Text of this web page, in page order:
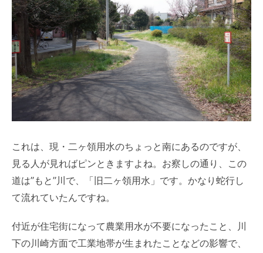
これは、現・二ヶ領用水のちょっと南にあるのですが、
見る人が見ればピンときますよね。お察しの通り、この
道は”もと”川で、「旧二ヶ領用水」です。かなり蛇行し
て流れていたんですね。
付近が住宅街になって農業用水が不要になったこと、川
下の川崎方面で工業地帯が生まれたことなどの影響で、